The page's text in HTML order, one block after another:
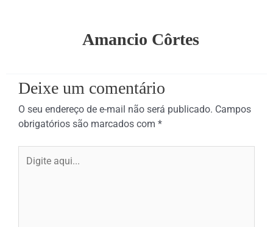
Amancio Côrtes
Deixe um comentário
O seu endereço de e-mail não será publicado. Campos
obrigatórios são marcados com *
aqui...